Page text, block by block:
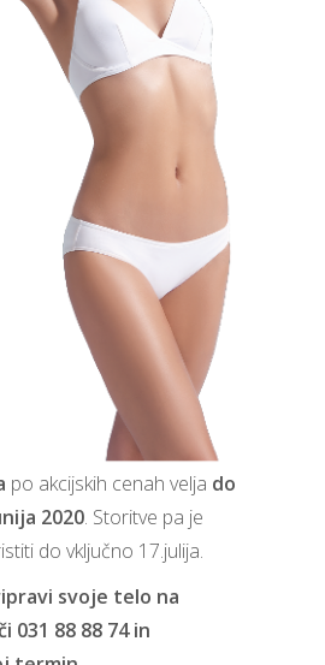
po akcijskih cenah velja do
2020. Storitve pa je
do vključno 17.julija.
svoje telo na
031 88 88 74 in